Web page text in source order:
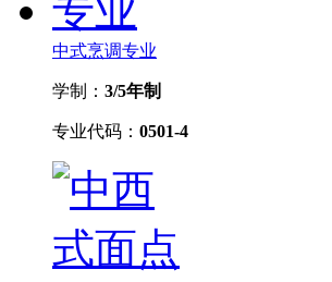
中式烹调专业
学制： 3/5年制
专业代码： 0501-4